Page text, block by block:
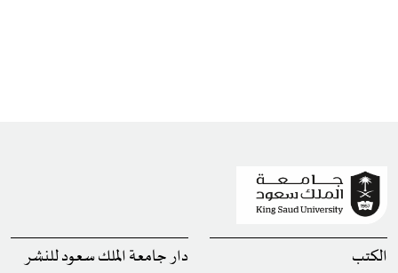
الكتب دار جامعة الملك سعود للنشر